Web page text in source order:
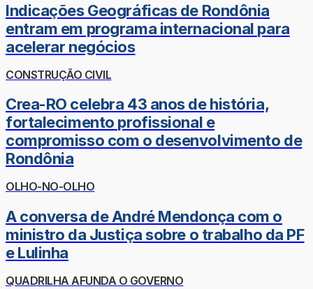
Indicações Geográficas de Rondônia
entram em programa internacional para
acelerar negócios
CONSTRUÇÃO CIVIL
Crea-RO celebra 43 anos de história,
fortalecimento profissional e
compromisso com o desenvolvimento de
Rondônia
OLHO-NO-OLHO
A conversa de André Mendonça com o
ministro da Justiça sobre o trabalho da PF
e Lulinha
QUADRILHA AFUNDA O GOVERNO